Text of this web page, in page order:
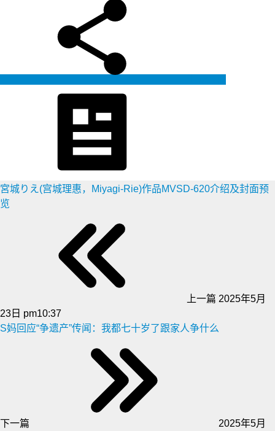
宮城りえ(宫城理惠，Miyagi-Rie)作品MVSD-620介绍及封面预
览
上一篇 2025年5月
23日 pm10:37
S妈回应“争遗产”传闻：我都七十岁了跟家人争什么
下一篇 2025年5月